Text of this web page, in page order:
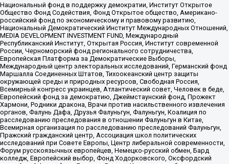
Национальный фонд в поддержку демократии, Институт Открытое
Общество Фонд Содействия, Фонд Открытое общество, Американо-
российский фонд по экономическому и правовому развитию,
Национальный Демократический Институт Международных Отношений,
MEDIA DEVELOPMENT INVESTMENT FUND, Международный
Республиканский Институт, Открытая Россия, Институт современной
России, Черноморский фонд регионального сотрудничества,
Европейская Платформа за Демократические Выборы,
Международный центр электоральных исследований, Германский фонд
Маршалла Соединенных Штатов, Тихоокеанский центр защиты
окружающей среды и природных ресурсов, Свободная Россия,
Всемирный конгресс украинцев, Атлантический совет, Человек в беде,
Европейский фонд за демократию, Джеймстаунский фонд, Прожект
Хармони, Родники дракона, Врачи против насильственного извлечения
органов, Фалунь Дафа, Друзья Фалуньгун, Фалуньгун, Коалиция по
расследованию преследования в отношении Фалуньгун в Китае,
Всемирная организация по расследованию преследований Фалуньгун,
Пражский гражданский центр, Ассоциация школ политических
исследований при Совете Европы, Центр либеральной современности,
Форум русскоязычных европейцев, Немецко-русский обмен, Бард
колледж, Европейский выбор, Фонд Ходорковского, Оксфордский